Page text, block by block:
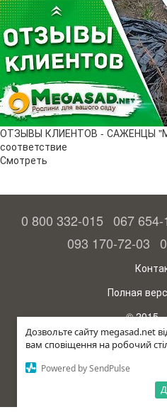
Дозвольте сайту megasad.net
вам сповіщення на робочий
Powered by SendPulse
ОТЗЫВЫ КЛИЕНТОВ - САЖЕНЦЫ
соответствие
Смотреть
0 800 332-015 067 654-
093 170-72-03
Полная
©
Megasad - гарантия